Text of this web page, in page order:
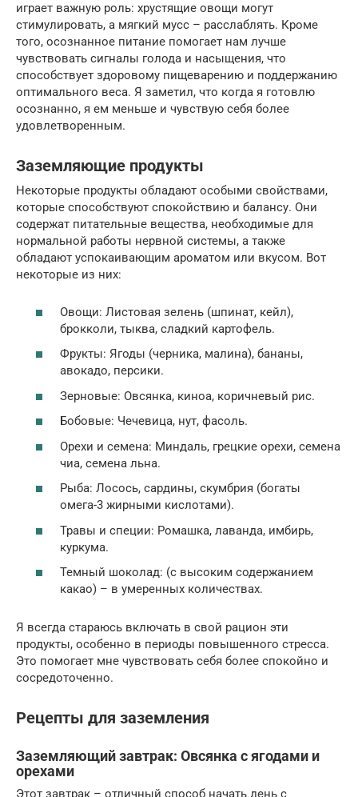
играет важную роль: хрустящие овощи могут
стимулировать, а мягкий мусс – расслаблять. Кроме
того, осознанное питание помогает нам лучше
чувствовать сигналы голода и насыщения, что
способствует здоровому пищеварению и поддержанию
оптимального веса. Я заметил, что когда я готовлю
осознанно, я ем меньше и чувствую себя более
удовлетворенным.
Заземляющие продукты
Некоторые продукты обладают особыми свойствами,
которые способствуют спокойствию и балансу. Они
содержат питательные вещества, необходимые для
нормальной работы нервной системы, а также
обладают успокаивающим ароматом или вкусом. Вот
некоторые из них:
Овощи: Листовая зелень (шпинат, кейл),
брокколи, тыква, сладкий картофель.
Фрукты: Ягоды (черника, малина), бананы,
авокадо, персики.
Зерновые: Овсянка, киноа, коричневый рис.
Бобовые: Чечевица, нут, фасоль.
Орехи и семена: Миндаль, грецкие орехи, семена
чиа, семена льна.
Рыба: Лосось, сардины, скумбрия (богаты
омега-3 жирными кислотами).
Травы и специи: Ромашка, лаванда, имбирь,
куркума.
Темный шоколад: (с высоким содержанием
какао) – в умеренных количествах.
Я всегда стараюсь включать в свой рацион эти
продукты, особенно в периоды повышенного стресса.
Это помогает мне чувствовать себя более спокойно и
сосредоточенно.
Рецепты для заземления
Заземляющий завтрак: Овсянка с ягодами и
орехами
Этот завтрак – отличный способ начать день с